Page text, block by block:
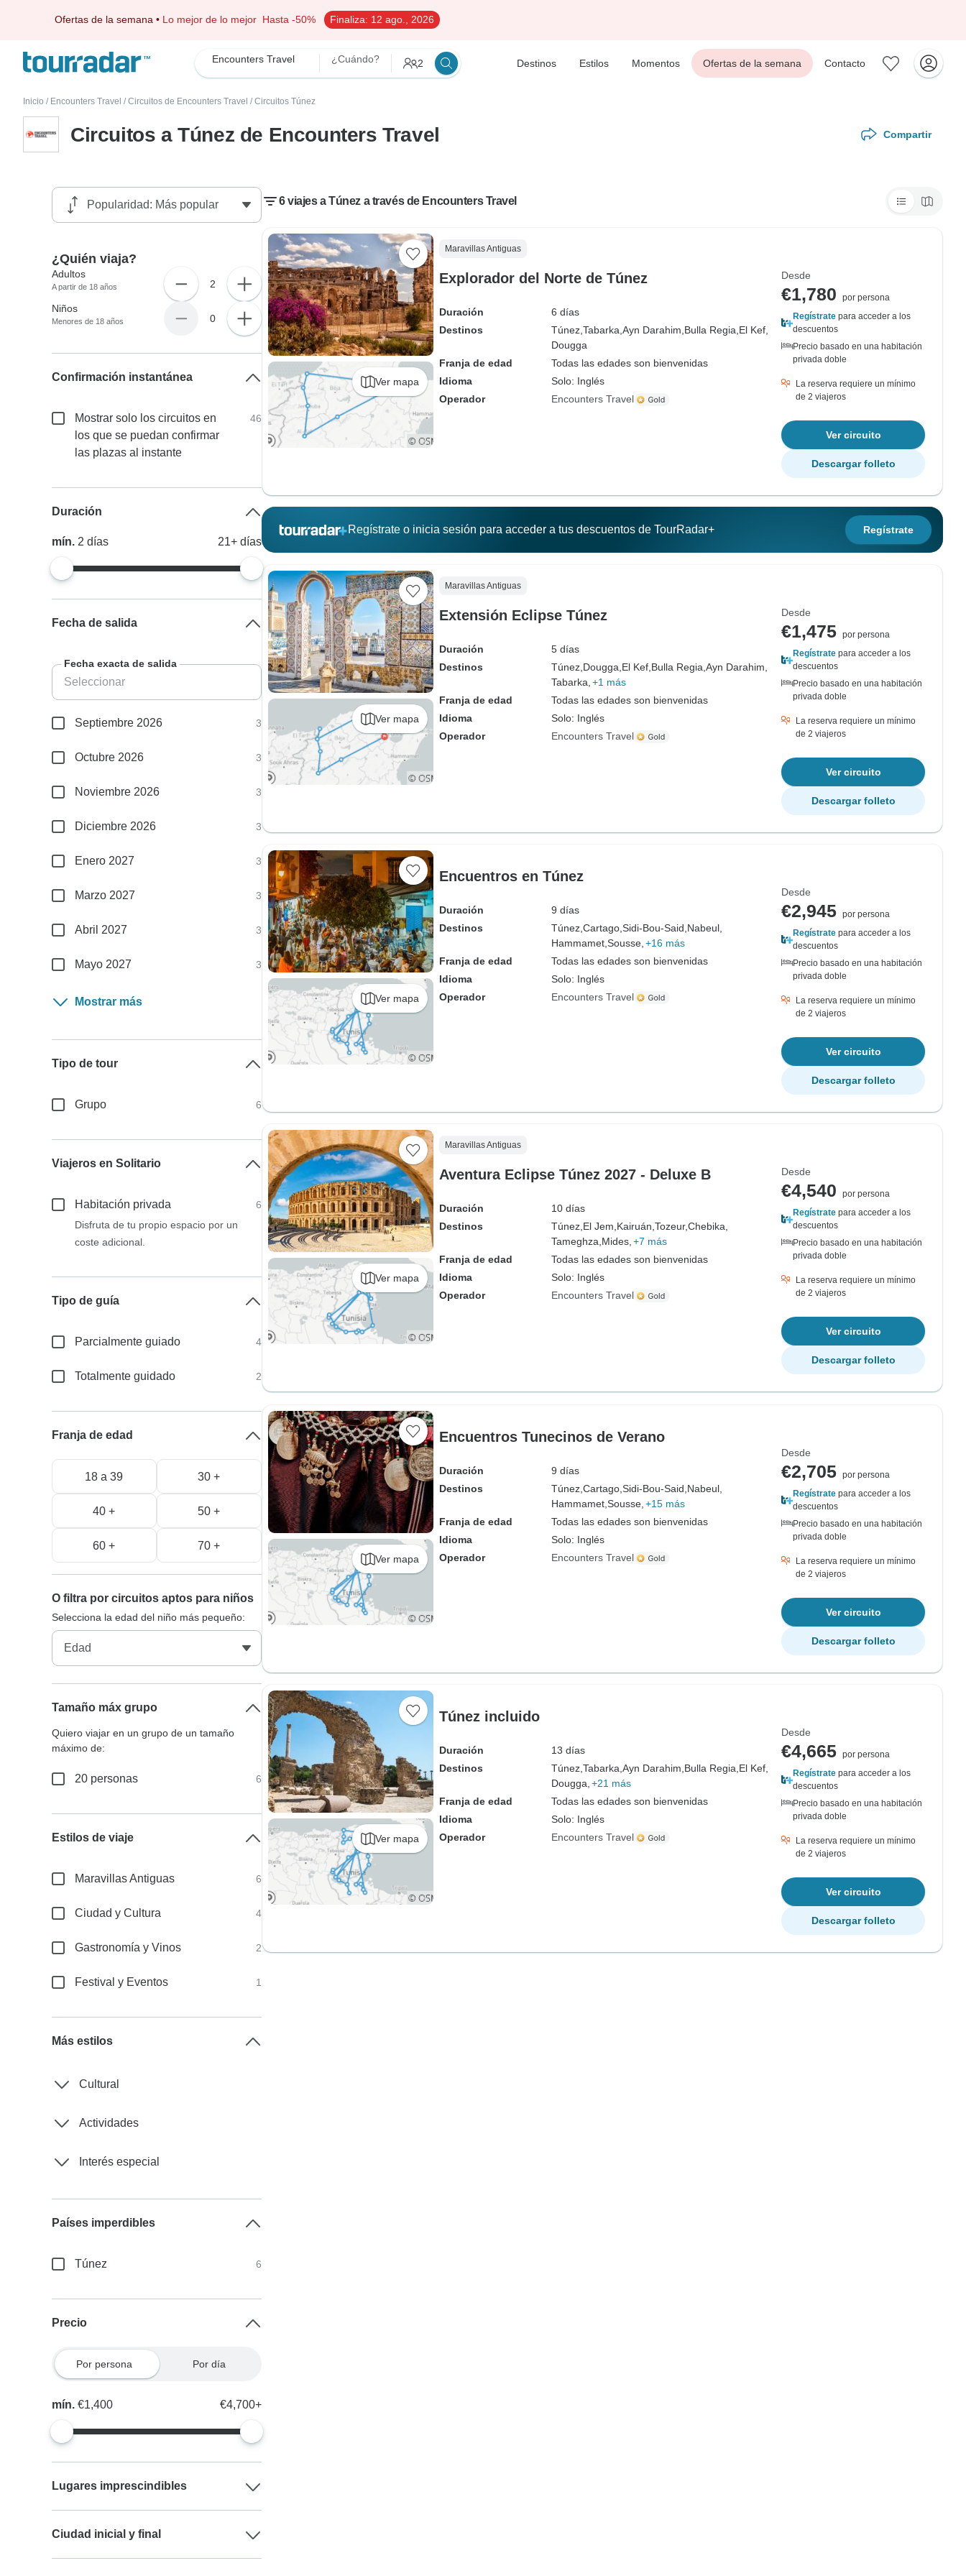
Ofertas de la semana • Lo mejor de lo mejor Hasta -50% Finaliza: 12 ago., 2026
Encounters Travel ¿Cuándo? 2 Destinos Estilos Momentos Ofertas de la semana Contacto
Inicio / Encounters Travel / Circuitos de Encounters Travel / Circuitos Túnez
Circuitos a Túnez de Encounters Travel Compartir
6 viajes a Túnez a través de Encounters Travel
Ver mapa
Maravillas Antiguas
Explorador del Norte de Túnez
Duración
6 días
Destinos
Túnez, Tabarka, Ayn Darahim, Bulla Regia, El Kef,
Dougga
Franja de edad
Todas las edades son bienvenidas
Idioma
Solo: Inglés
Operador
Encounters Travel
Desde
€1,780
por persona
Regístrate para acceder a los
descuentos
Precio basado en una habitación
privada doble
La reserva requiere un mínimo
de 2 viajeros
Ver circuito
Descargar folleto
Regístrate o inicia sesión para acceder a tus descuentos de TourRadar+ Regístrate
Ver mapa
Maravillas Antiguas
Extensión Eclipse Túnez
Duración
5 días
Destinos
Túnez, Dougga, El Kef, Bulla Regia, Ayn Darahim,
Tabarka, +1 más
Franja de edad
Todas las edades son bienvenidas
Idioma
Solo: Inglés
Operador
Encounters Travel
Desde
€1,475 por persona
Regístrate para acceder a los
descuentos
Precio basado en una habitación
privada doble
La reserva requiere un mínimo
de 2 viajeros
Ver circuito
Descargar folleto
Ver mapa
Encuentros en Túnez
Duración
9 días
Destinos
Túnez, Cartago, Sidi-Bou-Said, Nabeul,
Hammamet, Sousse, +16 más
Franja de edad
Todas las edades son bienvenidas
Idioma
Solo: Inglés
Operador
Encounters Travel
Desde
€2,945 por persona
Regístrate para acceder a los
descuentos
Precio basado en una habitación
privada doble
La reserva requiere un mínimo
de 2 viajeros
Ver circuito
Descargar folleto
Ver mapa
Maravillas Antiguas
Aventura Eclipse Túnez 2027 - Deluxe B
Duración
10 días
Destinos
Túnez, El Jem, Kairuán, Tozeur,Chebika,
Tameghza, Mides, +7 más
Franja de edad
Todas las edades son bienvenidas
Idioma
Solo: Inglés
Operador
Encounters Travel
Desde
€4,540
por persona
Regístrate para acceder a los
descuentos
Precio basado en una habitación
privada doble
La reserva requiere un mínimo
de 2 viajeros
Ver circuito
Descargar folleto
Ver mapa
Encuentros Tunecinos de Verano
Duración
9 días
Destinos
Túnez, Cartago, Sidi-Bou-Said, Nabeul,
Hammamet, Sousse, +15 más
Franja de edad
Todas las edades son bienvenidas
Idioma
Solo: Inglés
Operador
Encounters Travel
Desde
€2,705 por persona
Regístrate para acceder a los
descuentos
Precio basado en una habitación
privada doble
La reserva requiere un mínimo
de 2 viajeros
Ver circuito
Descargar folleto
Ver mapa
Túnez incluido
Duración
13 días
Destinos
Túnez, Tabarka, Ayn Darahim, Bulla Regia, El Kef,
Dougga, +21 más
Franja de edad
Todas las edades son bienvenidas
Idioma
Solo: Inglés
Operador
Encounters Travel
Desde
€4,665 por persona
Regístrate para acceder a los
descuentos
Precio basado en una habitación
privada doble
La reserva requiere un mínimo
de 2 viajeros
Ver circuito
Descargar folleto
¿Quién viaja?
Adultos
A partir de 18 años 2
Niños
Menores de 18 años 0
Confirmación instantánea
Mostrar solo los circuitos en
los que se puedan confirmar
las plazas al instante
46
Duración
mín. 2días 21+ días
Fecha de salida
Fecha exacta de salida
Septiembre 2026 3
Octubre 2026 3
Noviembre 2026 3
Diciembre 2026 3
Enero 2027 3
Marzo 2027 3
Abril 2027 3
Mayo 2027 3
Mostrar más
Tipo de tour
Grupo 6
Viajeros en Solitario
Habitación privada
6
Disfruta de tu propio espacio por un
coste adicional.
Tipo de guía
Parcialmente guiado 4
Totalmente guidado 2
Franja de edad
18 a 39 30 +
40 + 50 +
60 + 70 +
O filtra por circuitos aptos para niños
Selecciona la edad del niño más pequeño:
Tamaño máx grupo
Quiero viajar en un grupo de un tamaño
máximo de:
20 personas 6
Estilos de viaje
Maravillas Antiguas 6
Ciudad y Cultura 4
Gastronomía y Vinos 2
Festival y Eventos 1
Más estilos
Cultural
Actividades
Interés especial
Países imperdibles
Túnez 6
Precio
Por persona Por día
mín.€1,400 €4,700+
Lugares imprescindibles
Ciudad inicial y final